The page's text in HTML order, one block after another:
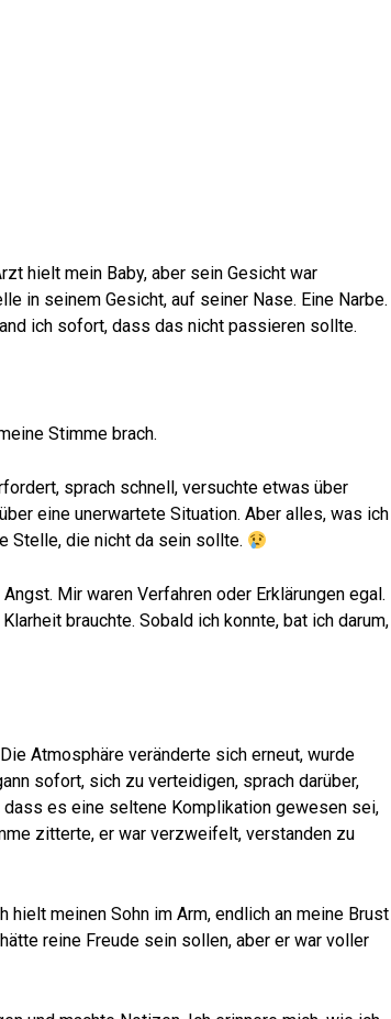
hielt mein Baby, aber sein Gesicht war
in seinem Gesicht, auf seiner Nase. Eine Narbe.
ich sofort, dass das nicht passieren sollte.
Stimme brach.
sprach schnell, versuchte etwas über
eine unerwartete Situation. Aber alles, was ich
Stelle, die nicht da sein sollte.
Mir waren Verfahren oder Erklärungen egal.
brauchte. Sobald ich konnte, bat ich darum,
Atmosphäre veränderte sich erneut, wurde
sofort, sich zu verteidigen, sprach darüber,
es eine seltene Komplikation gewesen sei,
zitterte, er war verzweifelt, verstanden zu
hielt meinen Sohn im Arm, endlich an meine Brust
reine Freude sein sollen, aber er war voller